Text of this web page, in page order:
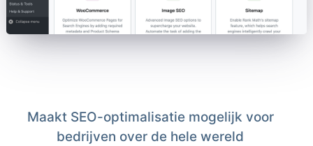
Maakt SEO-optimalisatie mogelijk voor
bedrijven over de hele wereld